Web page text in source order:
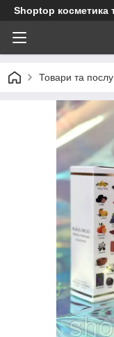
Shoptop косметика
Товари та